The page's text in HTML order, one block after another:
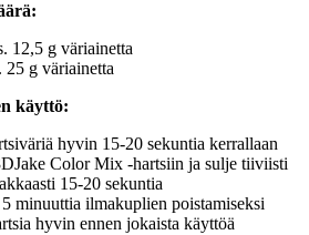
12,5 g väriainetta
25 g väriainetta
käyttö:
hyvin 15-20 sekuntia kerrallaan
Color Mix -hartsiin ja sulje tiiviisti
15-20 sekuntia
minuuttia ilmakuplien poistamiseksi
hyvin ennen jokaista käyttöä